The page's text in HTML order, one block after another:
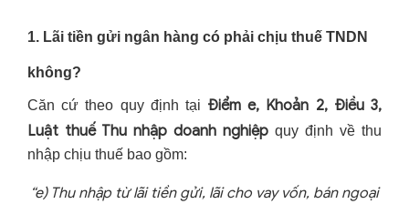
1. Lãi tiền gửi ngân hàng có phải chịu thuế TNDN
không?
Căn cứ theo quy định tại Điểm e, Khoản 2, Điều 3,
Luật thuế Thu nhập doanh nghiệp quy định về thu
nhập chịu thuế bao gồm:
“e) Thu nhập từ lãi tiền gửi, lãi cho vay vốn, bán ngoại